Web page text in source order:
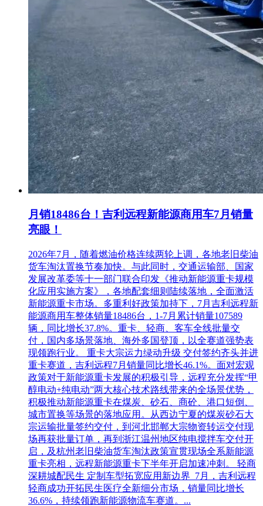
月销18486台！吉利远程新能源商用车7月销量
亮眼！
2026年7月，随着燃油价格连续两轮上调，各地老旧柴油
货车淘汰置换节奏加快。与此同时，交通运输部、国家
发展改革委等十一部门联合印发《推动新能源重卡规模
化应用实施方案》，各地配套细则陆续落地，全面激活
新能源重卡市场。多重利好政策加持下，7月吉利远程新
能源商用车整体销量18486台，1-7月累计销量107589
辆，同比增长37.8%。重卡、轻商、客车全线批量交
付，国内多场景落地、海外多国登顶，以全赛道强势表
现领跑行业。 重卡大宗运力绿动升级 交付签约齐头并进
重卡赛道，吉利远程7月销量同比增长46.1%。面对宏观
政策对于新能源重卡发展的积极引导，远程充分发挥“甲
醇电动+纯电动”两大核心技术路线带来的全场景优势，
积极推动新能源重卡在煤炭、砂石、商砼、港口短倒、
城市置换等场景的落地应用。从西边宁夏的煤炭砂石大
宗运输批量签约交付，到河北邯郸大宗物资转运交付现
场再获批量订单，再到浙江温州地区纯电搅拌车交付开
启，及杭州老旧柴油货车淘汰政策宣贯现场全系新能源
重卡亮相，远程新能源重卡下半年开启加速冲刺。 轻商
深耕城配民生 定制车型拓宽应用新边界 7月，吉利远程
轻商成功开拓民生医疗全新细分市场，销量同比增长
36.6%，持续领跑新能源物流车赛道。...